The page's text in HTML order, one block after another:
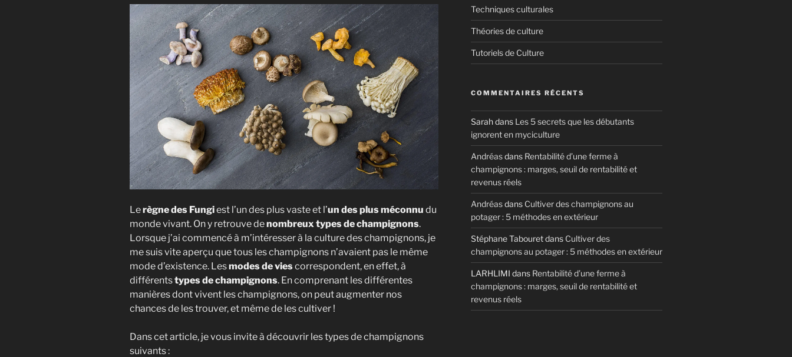
contamination
en
culture
de
champignons »
Lerègne des Fungiest l’un des plus vaste et l’un des plus méconnu du
monde vivant. On y retrouve denombreux types de champignons.
Lorsque j’ai commencé à m’intéresser à la culture des champignons, je
me suis vite aperçu que tous les champignons n’avaient pas le même
mode d’existence. Lesmodes de viescorrespondent, en effet, à
différentstypes de champignons. En comprenant les différentes
manières dont vivent les champignons, on peut augmenter nos
chances de les trouver, et même de les cultiver !
Dans cet article, je vous invite à découvrir les types de champignons
suivants :
Techniques culturales
Théories de culture
Tutoriels de Culture
COMMENTAIRES RÉCENTS
Sarahdans Les 5 secrets que les débutants
ignorent en myciculture
Andréasdans Rentabilité d’une ferme à
champignons : marges, seuil de rentabilité et
revenus réels
Andréasdans Cultiver des champignons au
potager : 5 méthodes en extérieur
Stéphane Tabouretdans Cultiver des
champignons au potager : 5 méthodes en extérieur
LARHLIMI dans Rentabilité d’une ferme à
champignons : marges, seuil de rentabilité et
revenus réels